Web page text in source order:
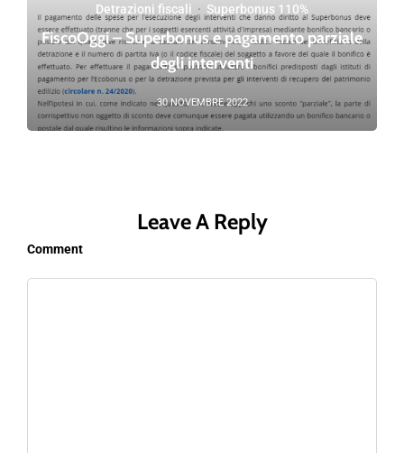
Detrazioni fiscali · Superbonus 110%
FiscoOggi – Superbonus e pagamento parziale
degli interventi
30 NOVEMBRE 2022
Leave A Reply
Comment